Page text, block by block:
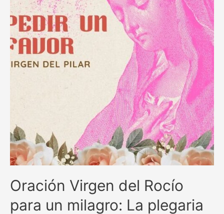
momentos
difíciles
Oración Virgen del Rocío
para un milagro: La plegaria